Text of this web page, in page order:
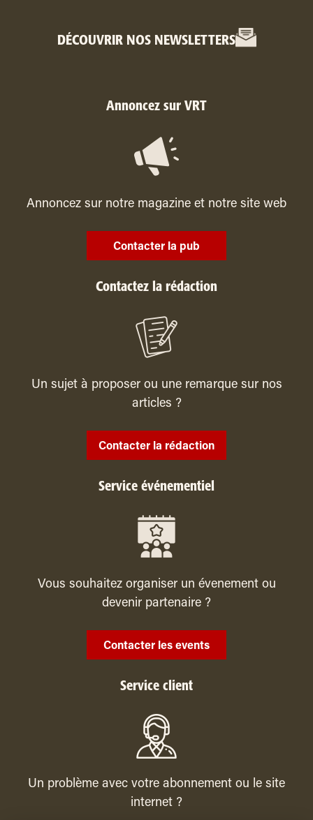
DÉCOUVRIR NOS NEWSLETTERS
Annoncez sur VRT
Annoncez sur notre magazine et notre site web
Contacter la pub
Contactez la rédaction
Un sujet à proposer ou une remarque sur nos
articles ?
Contacter la rédaction
Service événementiel
Vous souhaitez organiser un évenement ou
devenir partenaire ?
Contacter les events
Service client
Un problème avec votre abonnement ou le site
internet ?